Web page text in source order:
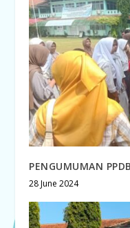
PENGUMUMAN
28 June 2024